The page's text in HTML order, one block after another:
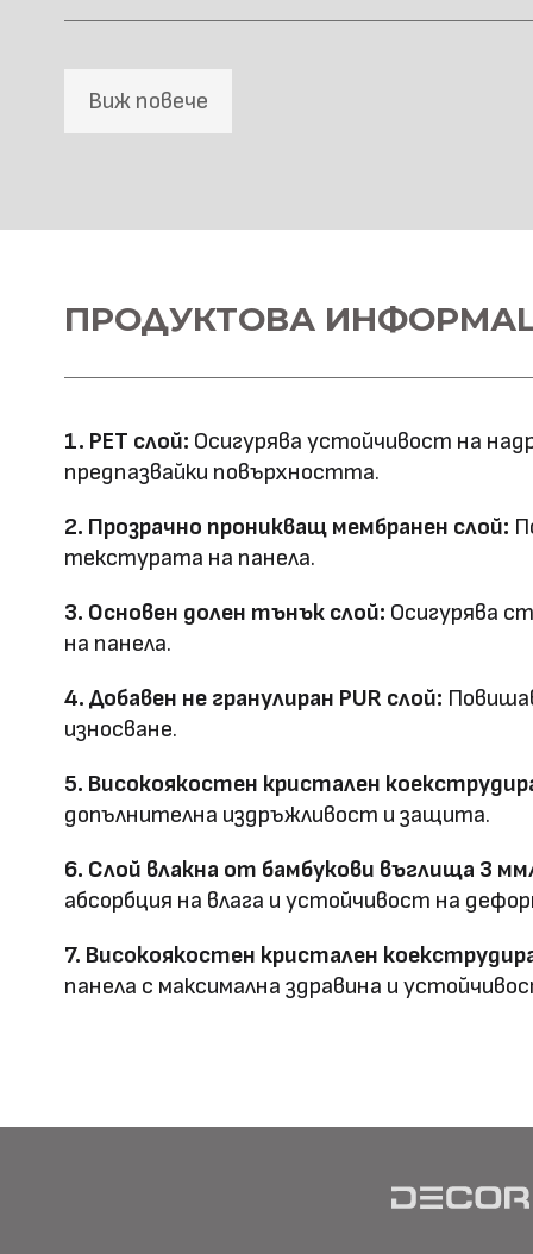
Метод на
Фрезовано снаждане /
Виж повече
напречно сечение
WPC+PETG
Дебелина: 5/8
технология
Матова PETG
Оценка за
ефективност
Клас на горимост
Предимства водоустойчив &
снаждане
Фрезовано снаждане /
профил
HD Принтирани
Материал \\
ПРОДУКТОВА
1. PET слой: Осигурява устойчивост на
предпазвайки повърхността.
2. Прозрачно проникващ мембранен слой:
текстурата на панела.
3. Основен долен тънък слой: Осигурява
на панела.
4. Добавен не гранулиран PUR слой:
износване.
5. Високоякостен кристален
допълнителна издръжливост и защита.
6. Слой влакна от бамбукови въглища 3
абсорбция на влага и устойчивост на
7. Високоякостен кристален
панела с максимална здравина и